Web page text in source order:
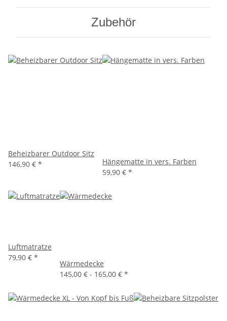
Zubehör
Beheizbarer Outdoor Sitz
146,90 € *
Hängematte in vers. Farben
59,90 € *
Luftmatratze
79,90 € *
Wärmedecke
145,00 € - 165,00 € *